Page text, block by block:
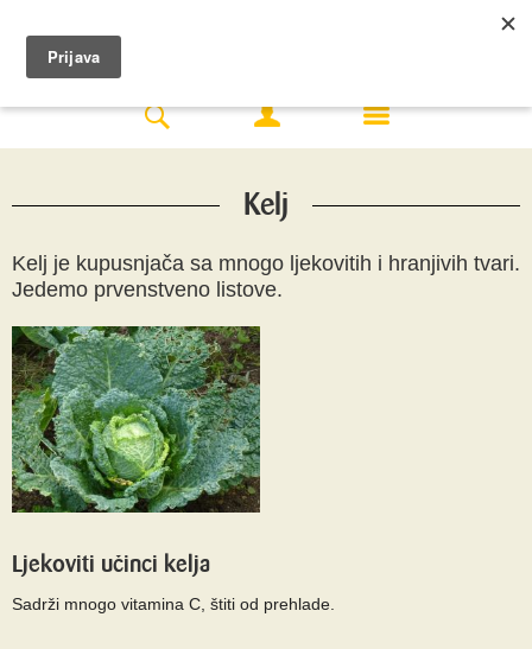
Kelj
Kelj je kupusnjača sa mnogo ljekovitih i hranjivih tvari.
Jedemo prvenstveno listove.
Ljekoviti učinci kelja
Sadrži mnogo vitamina C, štiti od prehlade.